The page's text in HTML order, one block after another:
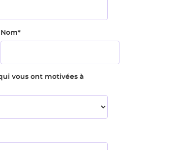
Nom*
vous ont motivées à